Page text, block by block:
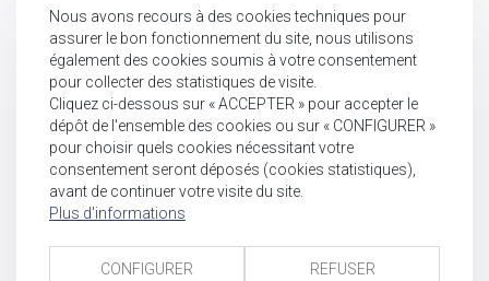
Nous avons recours à des cookies techniques pour
assurer le bon fonctionnement du site, nous utilisons
également des cookies soumis à votre consentement
pour collecter des statistiques de visite.
Cliquez ci-dessous sur « ACCEPTER » pour accepter le
dépôt de l'ensemble des cookies ou sur « CONFIGURER »
pour choisir quels cookies nécessitant votre
consentement seront déposés (cookies statistiques),
avant de continuer votre visite du site.
Plus d'informations
CONFIGURER REFUSER